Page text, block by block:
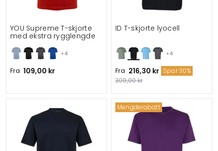
+4
YOU Supreme T-skjorte
med ekstra rygglengde
Fra 109,00 kr
+4
ID T-skjorte lyocell
Fra 216,30 kr Spar 30%
309,00 kr
Mengderabatt